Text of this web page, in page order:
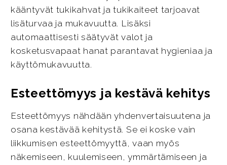
kääntyvät tukikahvat ja tukikaiteet tarjoavat
lisäturvaa ja mukavuutta. Lisäksi
automaattisesti säätyvät valot ja
kosketusvapaat hanat parantavat hygieniaa ja
käyttömukavuutta.
Esteettömyys ja kestävä kehitys
Esteettömyys nähdään yhdenvertaisuutena ja
osana kestävää kehitystä. Se ei koske vain
liikkumisen esteettömyyttä, vaan myös
näkemiseen, kuulemiseen, ymmärtämiseen ja